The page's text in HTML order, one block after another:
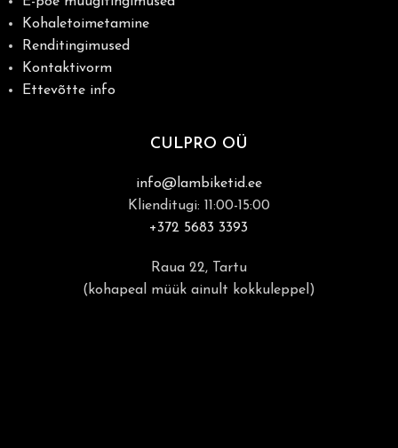
Kohaletoimetamine
Renditingimused
Kontaktivorm
Ettevõtte info
CULPRO OÜ
info@lambiketid.ee
Klienditugi: 11:00-15:00
+372 5683 3393
Raua 22, Tartu
(kohapeal müük ainult kokkuleppel)